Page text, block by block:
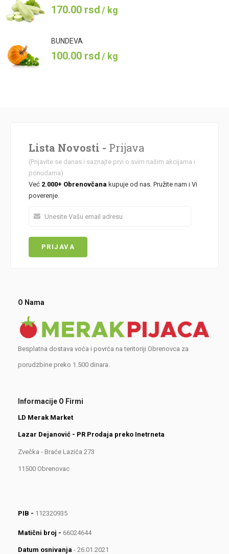
170.00 rsd/ kg
BUNDEVA
100.00 rsd/ kg
Lista Novosti - Prijava
(Prijavite se danas i saznajte prvi o svim našim akcijama i
ponudama)
Već 2.000+ Obrenovčana kupuje od nas. Pružite nam i Vi
poverenje.
O Nama
Besplatna dostava voća i povrća na teritoriji Obrenovca za
porudzbine preko 1.500 dinara.
Informacije O Firmi
LD Merak Market
Lazar Dejanović - PR Prodaja preko Inetrneta
Zvečka - Braće Lazića 273
11500 Obrenovac
PIB - 112320935
Matični broj - 66024644
Datum osnivanja - 26.01.2021